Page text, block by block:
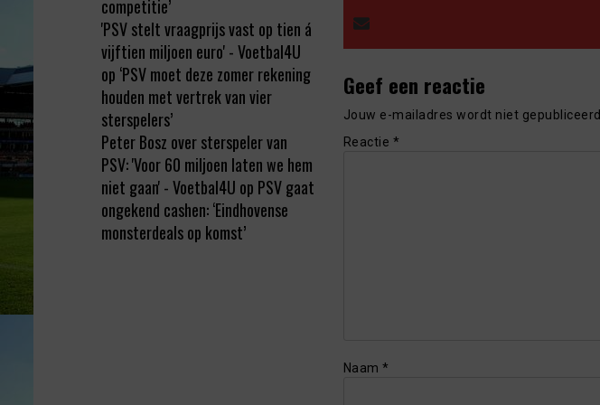
Geef een reactie
Jouw e-mailadres wordt niet gepubliceerd.
Reactie *
Naam *
competitie’
'PSV stelt vraagprijs vast op tien á
vijftien miljoen euro' - Voetbal4U
op ‘PSV moet deze zomer rekening
houden met vertrek van vier
sterspelers’
Peter Bosz over sterspeler van
PSV: 'Voor 60 miljoen laten we hem
niet gaan' - Voetbal4U op PSV gaat
ongekend cashen: ‘Eindhovense
monsterdeals op komst’